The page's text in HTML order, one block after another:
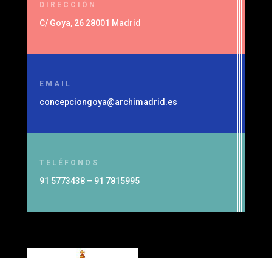
DIRECCIÓN
C/ Goya, 26 28001 Madrid
EMAIL
concepciongoya@archimadrid.es
TELÉFONOS
91 5773438 – 91 7815995